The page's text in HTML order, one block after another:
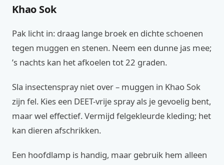
Khao Sok
Pak licht in: draag lange broek en dichte schoenen
tegen muggen en stenen. Neem een dunne jas mee;
’s nachts kan het afkoelen tot 22 graden.
Sla insectenspray niet over – muggen in Khao Sok
zijn fel. Kies een DEET-vrije spray als je gevoelig bent,
maar wel effectief. Vermijd felgekleurde kleding; het
kan dieren afschrikken.
Een hoofdlamp is handig, maar gebruik hem alleen